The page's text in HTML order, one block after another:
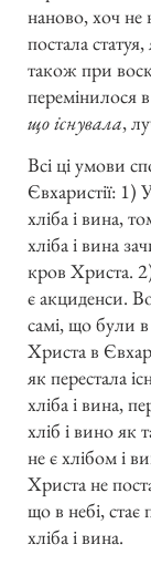
наново, хоч не
постала
також при
перемінилося
що існувала,
Всі ці умови
Євхаристії: 1)
хліба і вина,
хліба і вина
кров Христа.
є акциденси.
самі, що були в
Христа в
як перестала
хліба і вина,
хліб і вино як
не є хлібом і
Христа не
що в небі, стає
хліба і вина.